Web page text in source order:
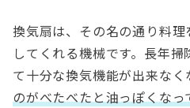
換気扇は、その名の通り料
してくれる機械です。長年
て十分な換気機能が出来なく
のがべたべたと油っぽくなっ